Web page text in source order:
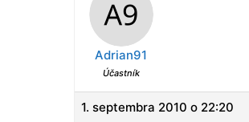
Adrian91
Účastník
1. septembra 2010 o 22:20